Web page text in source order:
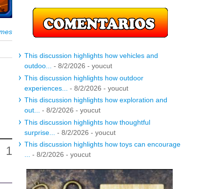
This discussion highlights how vehicles and
outdoo...
- 8/2/2026 - youcut
This discussion highlights how outdoor
experiences...
- 8/2/2026 - youcut
This discussion highlights how exploration and
out...
- 8/2/2026 - youcut
This discussion highlights how thoughtful
surprise...
- 8/2/2026 - youcut
This discussion highlights how toys can encourage
- 8/2/2026 - youcut